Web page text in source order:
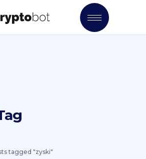
tagged "zyski"